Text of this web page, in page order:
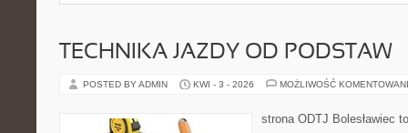
TECHNIKA JAZDY OD PODSTAW
POSTED BY ADMIN KWI - 3 - 2026 MOŻLIWOŚĆ
strona ODTJ Bolesławiec